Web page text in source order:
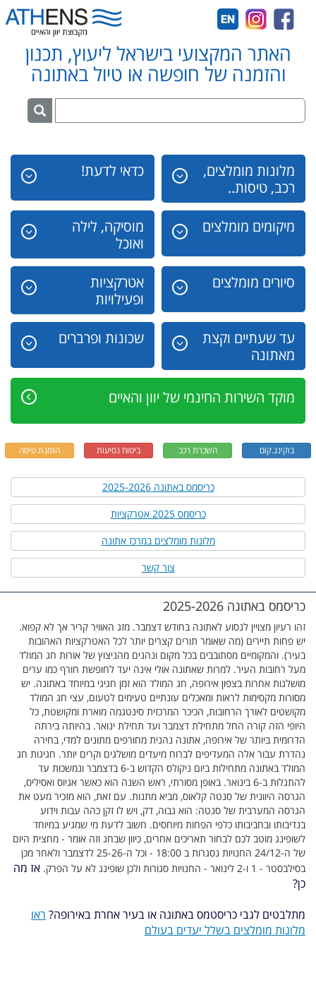
האתר המקצועי בישראל ליעוץ, תכנון
והזמנה של חופשה או טיול באתונה
מלונות מומלצים,
רכב, טיסות..
כדאי לדעת!
מיקומים מומלצים
מוסיקה, לילה
ואוכל
סיורים מומלצים
אטרקציות
ופעילויות
עד שעתיים וקצת
מאתונה
שכונות ופרברים
מוקד השירות החינמי של יוון והאיים
בוקינג.קום השכרת רכב ביטוח נסיעות הזמנת טיסה
כריסמס באתונה 2025-2026
כריסמס 2025 אטרקציות
מלונות מומלצים במרכז אתונה
צור קשר
כריסמס באתונה 2025-2026
זהו רעיון מצויין לנסוע לאתונה בחודש דצמבר. מזג האוויר קריר אך לא קפוא.
יש פחות תיירים (מה שאומר תורים קצרים יותר לכל האטרקציות האהובות
בעיר). והמקומיים מסתובבים בכל מקום ונהנים מהניצוץ של אורות חג המולד
מעל רחובות העיר. למרות שאתונה אולי אינה יעד לחופשת חורף כמו ערים
מושלגות אחרות בצפון אירופה, חג המולד הוא זמן חגיגי במיוחד באתונה. יש
מסורות מקסימות לראות ומאכלים עונתיים טעימים לטעום, עצי חג המולד
מקושטים לאורך הרחובות, הכיכר המרכזית סינטגמה מוארת ומקושטת, כל
היופי הזה קורה החל מתחילת דצמבר ועד תחילת ינואר. בהיותה בירתה
הדרומית ביותר של אירופה, אתונה נהנית מחורפים מתונים למדי, בחירה
נהדרת עבור אלה המעדיפים לברוח מיעדים מושלגים וקרים יותר. חגיגות חג
המולד באתונה מתחילות ביום ניקולס הקדוש ב-6 בדצמבר ונמשכות עד
להתגלות ב-6 בינואר. באופן מסורתי, ראש השנה הוא כאשר אגיוס ואסיליס,
הגרסה היוונית של סנטה קלאוס, מביא מתנות. עם זאת, הוא מזכיר מעט את
הגרסה המערבית של סנטה: הוא גבוה, דק, ויש לו זקן כהה עבות וידוע
בנדיבותו ובחביבותו כלפי הפחות מיוחסים. חשוב לדעת מי שמגיע במיוחד
לשופינג מוטב לכם לבחור תאריכים אחרים, כיוון שבחג וזה אומר - מחצית היום
של ה-24/12 החנויות נסגרות ב 18:00 - וכל ה-25-26 לדצמבר ולאחר מכן
בסילבסטר - 1 ו-2 לינואר - החנויות סגורות ולכן שופינג לא על הפרק.
אז מה
כן?
מתלבטים לגבי כריסטמס באתונה או בעיר אחרת באירופה? ראו
מלונות מומלצים בשלל יעדים בעולם